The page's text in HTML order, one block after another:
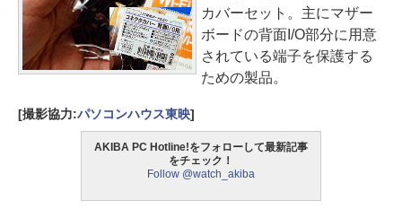
カバーセット。主にマザー
ボードの背面I/O部分に用意
されている端子を保護する
ための製品。
[撮影協力:パソコンハウス東映]
AKIBA PC Hotline!をフォローして最新記事
をチェック！
Follow @watch_akiba